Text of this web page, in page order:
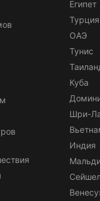
Египет
Турция
ОАЭ
Тунис
Куба
Шри-
Индия